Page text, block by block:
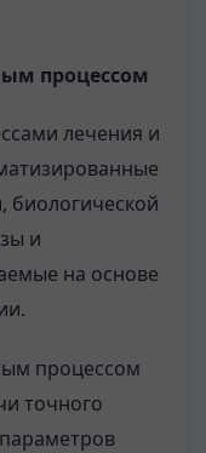
процессом
лечения и
биологической
и
на основе
процессом
точного